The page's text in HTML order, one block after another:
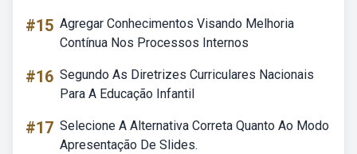
#15 Agregar Conhecimentos Visando Melhoria
Contínua Nos Processos Internos
#16 Segundo As Diretrizes Curriculares Nacionais
Para A Educação Infantil
#17 Selecione A Alternativa Correta Quanto Ao Modo
Apresentação De Slides.